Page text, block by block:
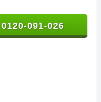
0120-091-026